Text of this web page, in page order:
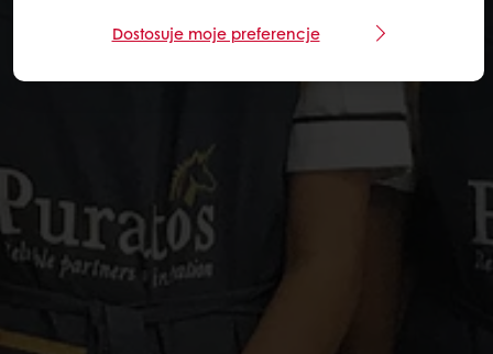
Dostosuje moje preferencje